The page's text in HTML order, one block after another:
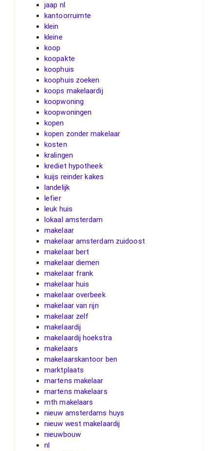
jaap nl
kantoorruimte
klein
kleine
koop
koopakte
koophuis
koophuis zoeken
koops makelaardij
koopwoning
koopwoningen
kopen
kopen zonder makelaar
kosten
kralingen
krediet hypotheek
kuijs reinder kakes
landelijk
lefier
leuk huis
lokaal amsterdam
makelaar
makelaar amsterdam zuidoost
makelaar bert
makelaar diemen
makelaar frank
makelaar huis
makelaar overbeek
makelaar van rijn
makelaar zelf
makelaardij
makelaardij hoekstra
makelaars
makelaarskantoor ben
marktplaats
martens makelaar
martens makelaars
mth makelaars
nieuw amsterdams huys
nieuw west makelaardij
nieuwbouw
nl